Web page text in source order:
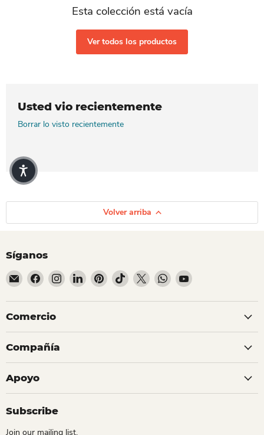
Esta colección está vacía
Ver todos los productos
Usted vio recientemente
Borrar lo visto recientemente
Volver arriba
Síganos
Encuéntrenos en Correo electrónico
Encuéntrenos en Facebook
Encuéntrenos en Instagram
Encuéntrenos en LinkedIn
Encuéntrenos en Pinterest
Encuéntrenos en TikTok
Encuéntrenos en X
Encuéntrenos en
Encuéntrenos en
Comercio
Compañía
Apoyo
Subscribe
Join our mailing list.